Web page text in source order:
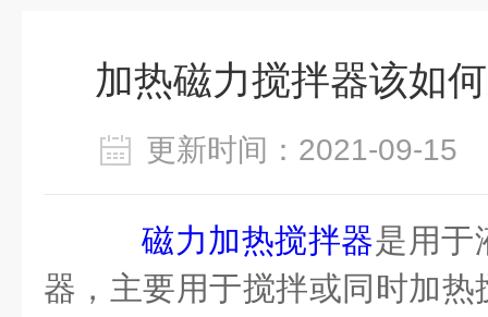
加热磁力搅拌器该如
更新时间：2021-09-
磁力加热搅拌器是用于
器，主要用于搅拌或同时加